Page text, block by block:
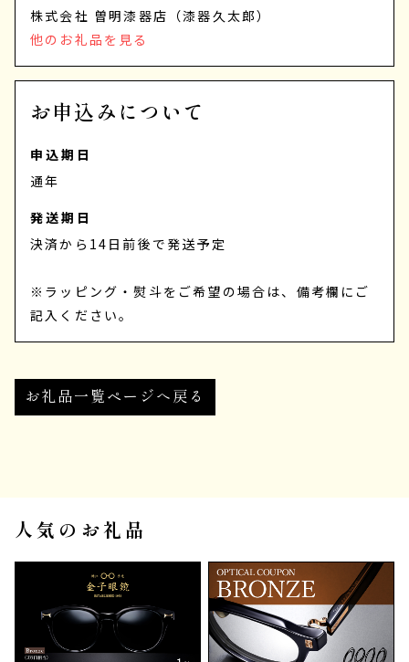
株式会社 曽明漆器店（漆器久太郎）
他のお礼品を見る
お申込みについて
申込期日
通年
発送期日
決済から14日前後で発送予定
※ラッピング・熨斗をご希望の場合は、備考欄にご
記入ください。
お礼品一覧ページへ戻る
人気のお礼品